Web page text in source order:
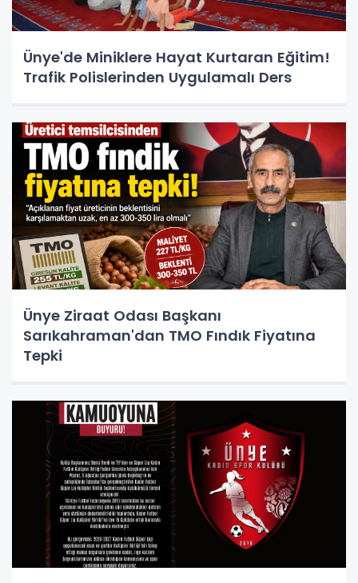
Ünye'de Miniklere Hayat Kurtaran Eğitim!
Trafik Polislerinden Uygulamalı Ders
Ünye Ziraat Odası Başkanı
Sarıkahraman'dan TMO Fındık Fiyatına
Tepki